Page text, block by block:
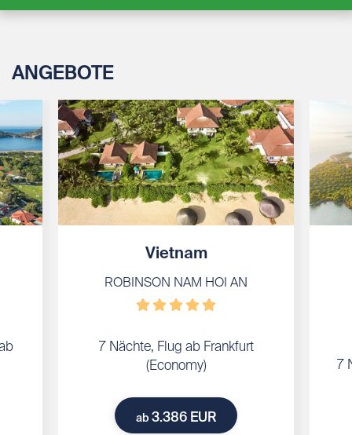
ANGEBOTE
Vietnam
ROBINSON NAM HOI AN
7 Nächte, Flug ab Frankfurt
(Economy)
ab 3.386 EUR
7